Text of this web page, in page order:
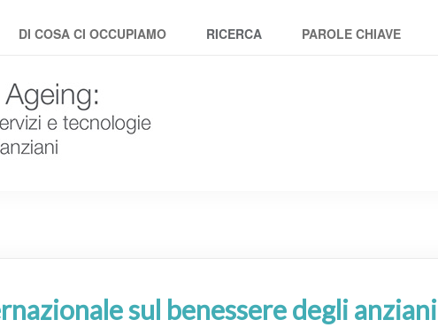
DI COSA CI OCCUPIAMO RICERCA PAROLE CHIAVE
sul benessere degli anziani